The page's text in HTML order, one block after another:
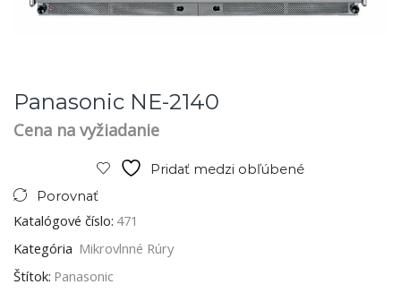
Panasonic NE-2140
Cena na vyžiadanie
Pridať medzi obľúbené
Porovnať
Katalógové číslo: 471
Kategória Mikrovlnné Rúry
Štítok: Panasonic